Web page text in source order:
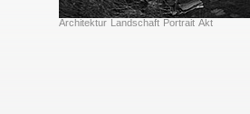
Architektur Landschaft Portrait Akt